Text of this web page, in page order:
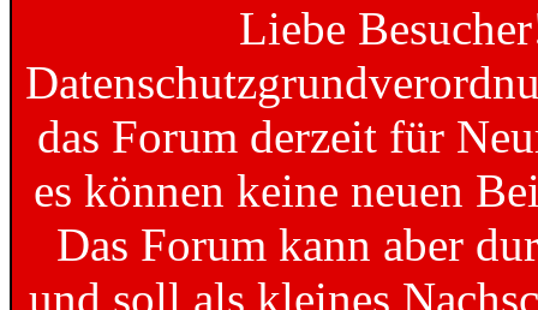
Liebe
das Forum derzeit für
es können keine neuen
Das Forum kann aber
und soll als kleines